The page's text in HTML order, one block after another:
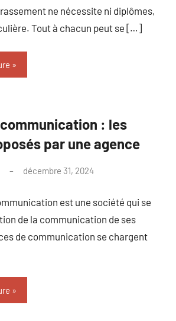
ne nécessite ni diplômes,
Tout à chacun peut se […]
: les
par une agence
décembre 31, 2024
est une société qui se
de la communication de ses
de communication se chargent